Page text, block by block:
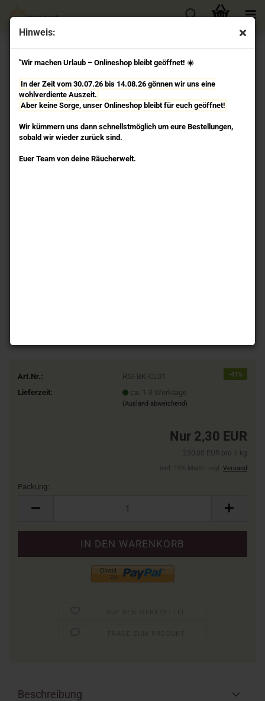
Hinweis:
"Wir machen Urlaub – Onlineshop bleibt geöffnet! ☀️
In der Zeit vom 30.07.26 bis 14.08.26 gönnen wir uns eine
wohlverdiente Auszeit.
Aber keine Sorge, unser Onlineshop bleibt für euch geöffnet!
Wir kümmern uns dann schnellstmöglich um eure Bestellungen,
sobald wir wieder zurück sind.
Euer Team von deine Räucherwelt.
« Erster « zurück weiter »
Letzter »
106Artikel in dieser Kategorie
Chakra Meditations - Chakra Line Räucherstäbchen
Berk
-41%
Art.Nr.:
RSI-BK-CL01
Lieferzeit:
ca. 1-3 Werktage
(Ausland abweichend)
Nur 2,30 EUR
230,00 EUR pro 1 kg
inkl. 19% MwSt. zzgl. Versand
Packung:
Beschreibung